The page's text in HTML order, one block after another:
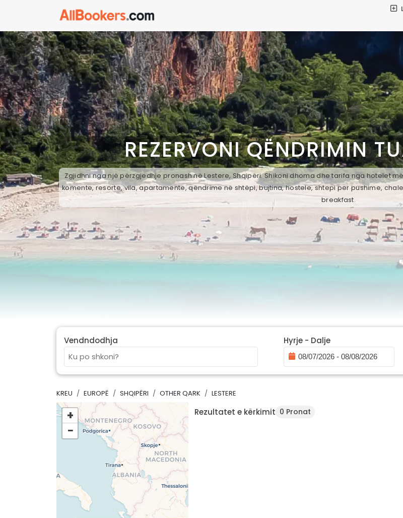
REZERVONI QËNDRIMIN
Zgjidhni nga një përzgjedhje pronash në Lestere, Shqipëri. Shikoni dhoma dhe tarifa nga hotelet
komente, resorte, vila, apartamente, qëndrime në shtëpi, bujtina, hostele, shtepi per pushime,
breakfast.
Vendndodhja Hyrje - Dalje
KREU EUROPË SHQIPËRI OTHER QARK LESTERE
+
−
Rezultatet e kërkimit 0 Pronat